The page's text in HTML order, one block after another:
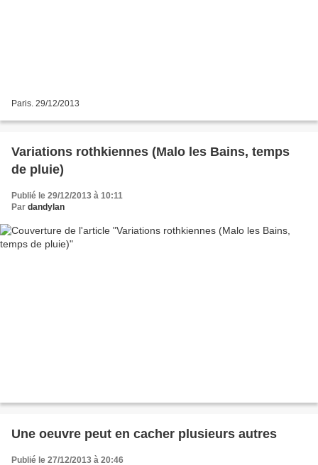
Paris. 29/12/2013
Variations rothkiennes (Malo les Bains, temps
de pluie)
Publié le 29/12/2013 à 10:11
Par dandylan
Une oeuvre peut en cacher plusieurs autres
Publié le 27/12/2013 à 20:46